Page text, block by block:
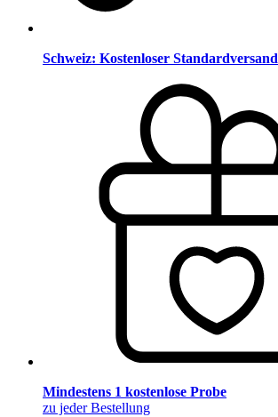
Schweiz: Kostenloser Standardversand
Mindestens 1 kostenlose Probe
zu jeder Bestellung